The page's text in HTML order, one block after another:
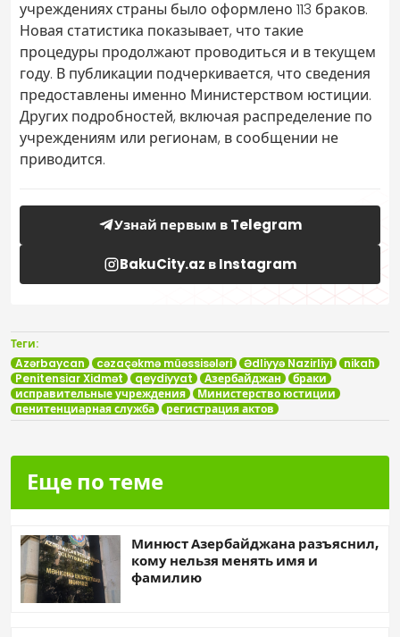
учреждениях страны было оформлено 113 браков.
Новая статистика показывает, что такие
процедуры продолжают проводиться и в текущем
году. В публикации подчеркивается, что сведения
предоставлены именно Министерством юстиции.
Других подробностей, включая распределение по
учреждениям или регионам, в сообщении не
приводится.
Узнай первым в Telegram
BakuCity.az в Instagram
Теги:
Azərbaycan
cəzaçəkmə müəssisələri Ədliyyə Nazirliyi
nikah
Penitensiar Xidmət
qeydiyyat Азербайджан
браки
исправительные учреждения
Министерство юстиции
пенитенциарная служба
регистрация актов
Еще по теме
Минюст Азербайджана разъяснил,
кому нельзя менять имя и
фамилию